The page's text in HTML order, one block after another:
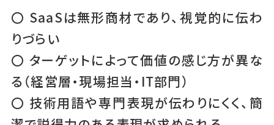
〇 SaaSは無形商材であり、視覚的に伝わ
りづらい
〇 ターゲットによって価値の感じ方が異な
る（経営層・現場担当・IT部門）
〇 技術用語や専門表現が伝わりにくく、簡